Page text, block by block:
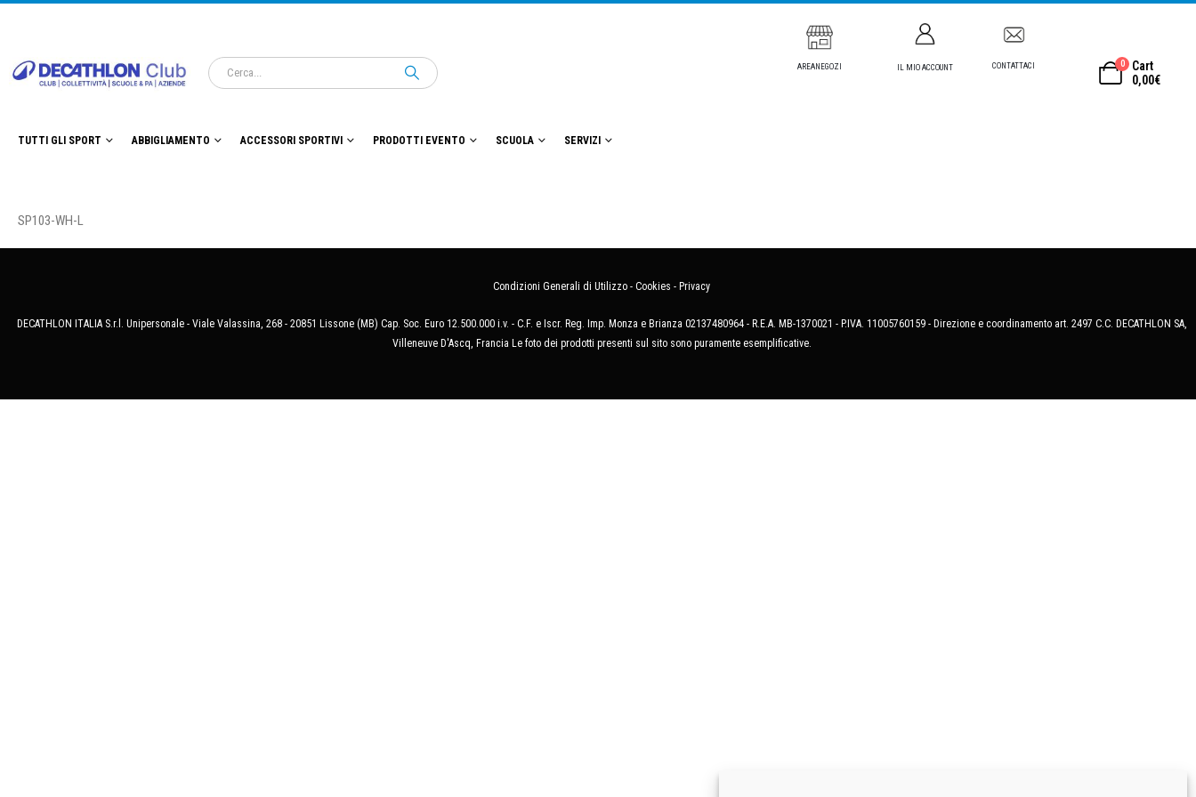
AREANEGOZI IL MIO ACCOUNT CONTATTACI 0
Cart
0,00€
TUTTI GLI SPORT ABBIGLIAMENTO ACCESSORI SPORTIVI PRODOTTI EVENTO SCUOLA SERVIZI
SP103-WH-L
Condizioni Generali di Utilizzo - Cookies - Privacy
DECATHLON ITALIA S.r.l. Unipersonale - Viale Valassina, 268 - 20851 Lissone (MB) Cap. Soc. Euro 12.500.000 i.v. - C.F. e Iscr. Reg. Imp. Monza e Brianza 02137480964 - R.E.A. MB-1370021 - P.IVA. 11005760159 - Direzione e coordinamento art. 2497 C.C. DECATHLON SA,
Villeneuve D'Ascq, Francia Le foto dei prodotti presenti sul sito sono puramente esemplificative.